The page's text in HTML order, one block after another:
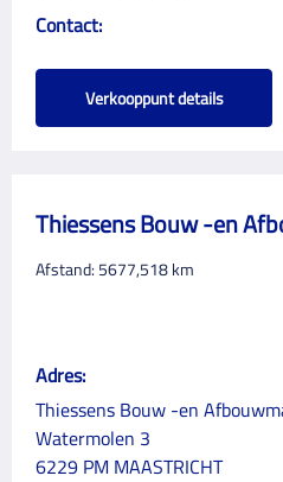
Contact:
Verkooppunt details
Thiessens Bouw -en
Afstand: 5677,518km
Adres:
Thiessens Bouw -en
Watermolen 3
6229 PM MAASTRICHT